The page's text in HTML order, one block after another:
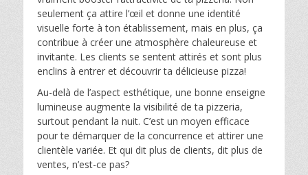
seulement ça attire l’œil et donne une identité
visuelle forte à ton établissement, mais en plus, ça
contribue à créer une atmosphère chaleureuse et
invitante. Les clients se sentent attirés et sont plus
enclins à entrer et découvrir ta délicieuse pizza!
Au-delà de l’aspect esthétique, une bonne enseigne
lumineuse augmente la visibilité de ta pizzeria,
surtout pendant la nuit. C’est un moyen efficace
pour te démarquer de la concurrence et attirer une
clientèle variée. Et qui dit plus de clients, dit plus de
ventes, n’est-ce pas?